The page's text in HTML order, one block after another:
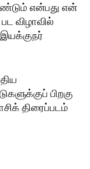
என்பது என்
விழாவில்
பிறகு
திரைப்படம்